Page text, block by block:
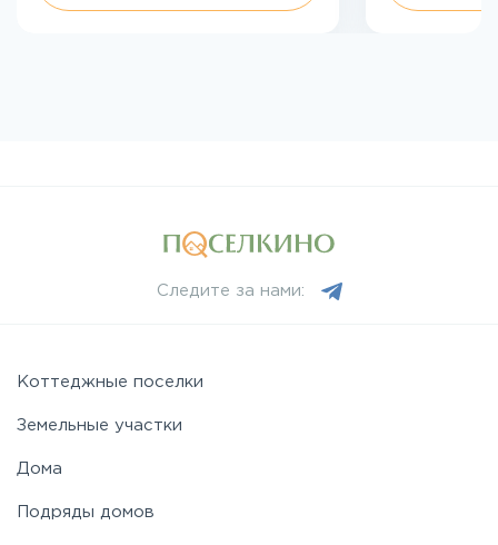
Следите за нами:
Коттеджные поселки
Земельные участки
Дома
Подряды домов